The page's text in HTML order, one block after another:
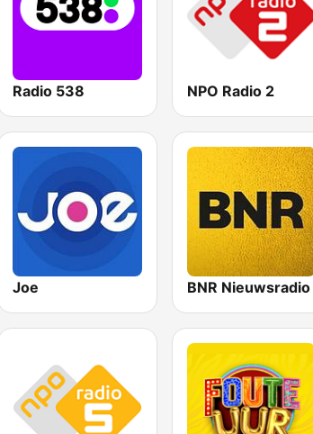
Radio 538 NPO Radio 2
Joe BNR Nieuwsradio